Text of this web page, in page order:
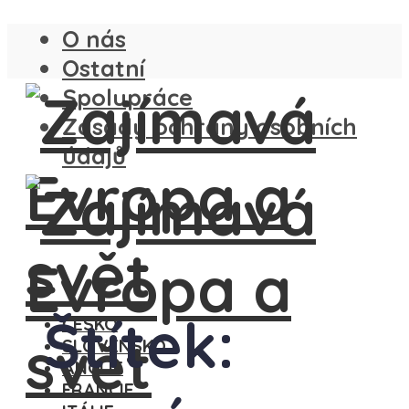
O nás
Ostatní
Spolupráce
Zásady ochrany osobních
údajů
ČESKO
SLOVENSKO
ANGLIE
FRANCIE
Štítek: